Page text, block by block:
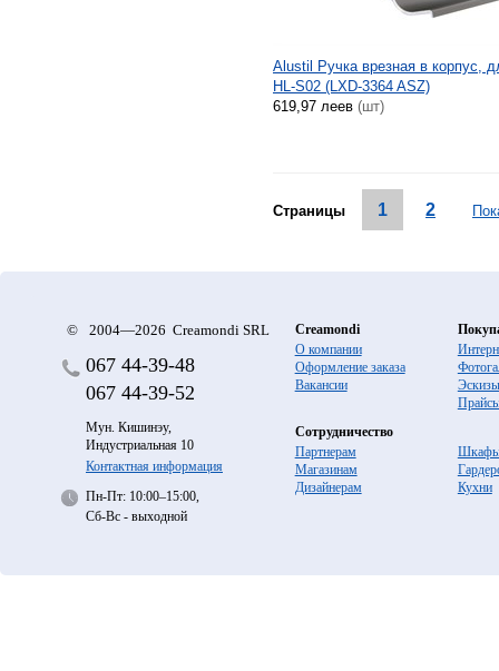
Alustil Ручка врезная в корпус,
HL-S02 (LXD-3364 ASZ)
619,97 леев (шт)
Страницы 1 2
© 2004—2026 Creamondi SRL
067 44-39-48
067 44-39-52
Мун. Кишинэу,
Индустриальная 10
Контактная информация
Пн-Пт: 10:00–15:00,
Сб-Вс - выходной
Creamondi
О компании
Оформление заказа
Вакансии
Эскизы
Сотрудничество
Партнерам
Магазинам
Дизайнерам
Кухни